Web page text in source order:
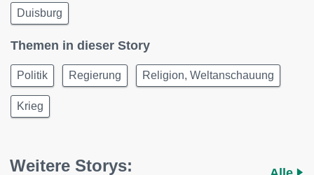
Duisburg
Themen in dieser Story
Politik Regierung Religion, Weltanschauung
Krieg
Weitere Storys: